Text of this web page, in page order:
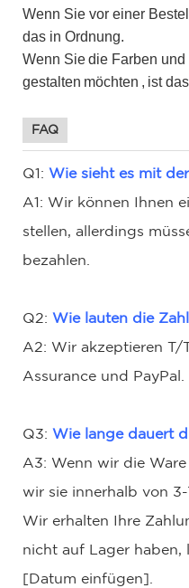
Wenn Sie vor einer
das in Ordnung.
Wenn Siedie Farben und
gestalten möchten , ist
FAQ
Q1: Wie sieht es mit
A1: Wir können Ihnen
stellen, allerdings
bezahlen.
Q2: Wie lauten die
A2: Wir akzeptieren T/
Assurance und PayPal.
Q3: Wie lange dauert
A3: Wenn wir die
wir sie innerhalb von 3-
Wir erhalten Ihre
nicht auf Lager haben,
[Datum einfügen].